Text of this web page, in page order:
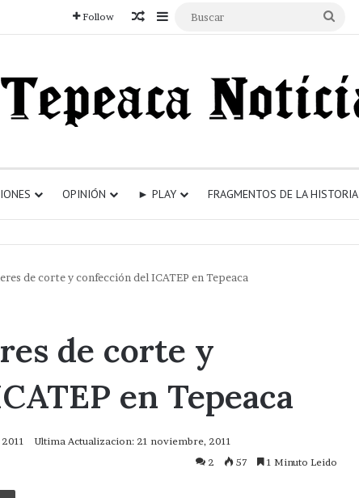
Follow Articulo aleatorio
Sidebar
OPINIÓN ► PLAY FRAGMENTOS DE LA HISTORIA
de corte y confección del ICATEP en Tepeaca
de corte y
en Tepeaca
Ultima Actualizacion: 21 noviembre, 2011
2
57 1 Minuto Leido
Imprimir